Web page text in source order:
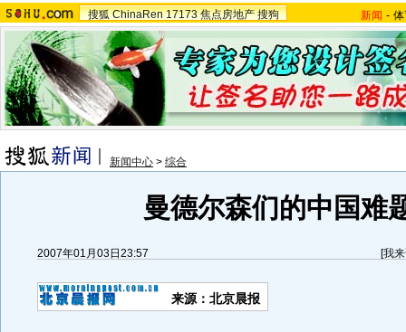
搜狐 ChinaRen 17173 焦点房地产 搜狗 新闻 -
新闻中心 > 综合
曼德尔森们的中国难
2007年01月03日23:57 [我
来源：北京晨报